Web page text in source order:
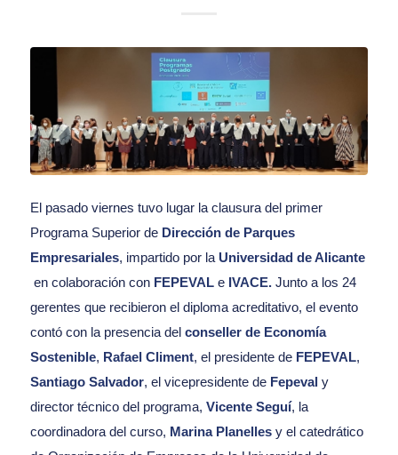
El pasado viernes tuvo lugar la clausura del primer
Programa Superior de Dirección de Parques
Empresariales, impartido por laUniversidad de Alicante
en colaboración conFEPEVAL eIVACE.Junto a los 24
gerentes que recibieron el diploma acreditativo, el evento
contó con la presencia del conseller de Economía
Sostenible, Rafael Climent, el presidente de FEPEVAL,
Santiago Salvador, el vicepresidente de Fepevaly
director técnico del programa, Vicente Seguí, la
coordinadora del curso, Marina Planellesy el catedrático